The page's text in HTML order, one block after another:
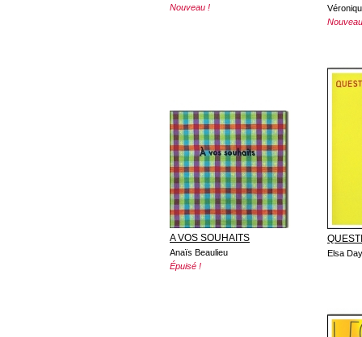
Nouveau !
A VOS SOUHAITS
Anaïs Beaulieu
Épuisé !
Elsa